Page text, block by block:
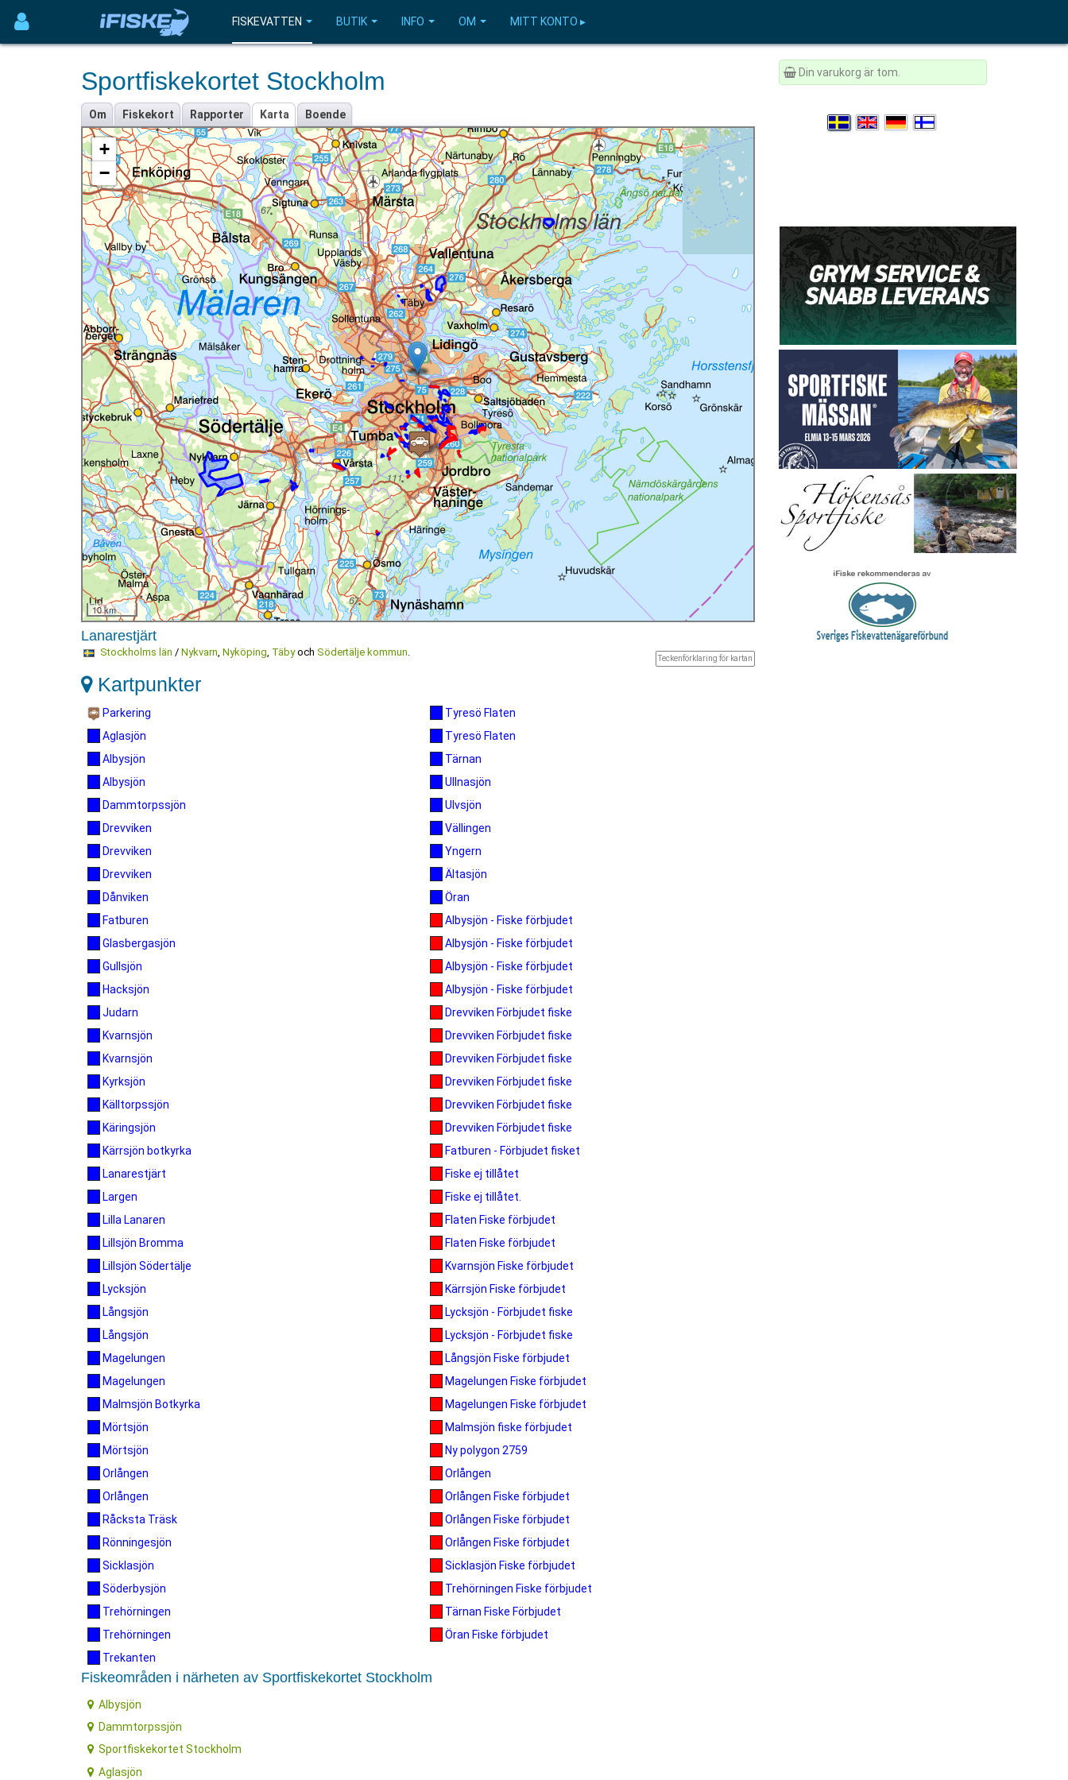
FISKEVATTEN BUTIK INFO OM MITT KONTO ▸
Sportfiskekortet Stockholm
Om Fiskekort Rapporter Karta Boende
+
−
10 km
Lanarestjärt
Teckenförklaring för kartan
Stockholms län / Nykvarn, Nyköping, Täbyoch Södertälje kommun.
Kartpunkter
Parkering
Aglasjön
Albysjön
Albysjön
Dammtorpssjön
Drevviken
Drevviken
Drevviken
Dånviken
Fatburen
Glasbergasjön
Gullsjön
Hacksjön
Judarn
Kvarnsjön
Kvarnsjön
Kyrksjön
Källtorpssjön
Käringsjön
Kärrsjön botkyrka
Lanarestjärt
Largen
Lilla Lanaren
Lillsjön Bromma
Lillsjön Södertälje
Lycksjön
Långsjön
Långsjön
Magelungen
Magelungen
Malmsjön Botkyrka
Mörtsjön
Mörtsjön
Orlången
Orlången
Råcksta Träsk
Rönningesjön
Sicklasjön
Söderbysjön
Trehörningen
Trehörningen
Trekanten
Tyresö Flaten
Tyresö Flaten
Tärnan
Ullnasjön
Ulvsjön
Vällingen
Yngern
Ältasjön
Öran
Albysjön - Fiske förbjudet
Albysjön - Fiske förbjudet
Albysjön - Fiske förbjudet
Albysjön - Fiske förbjudet
Drevviken Förbjudet fiske
Drevviken Förbjudet fiske
Drevviken Förbjudet fiske
Drevviken Förbjudet fiske
Drevviken Förbjudet fiske
Drevviken Förbjudet fiske
Fatburen - Förbjudet fisket
Fiske ej tillåtet
Fiske ej tillåtet.
Flaten Fiske förbjudet
Flaten Fiske förbjudet
Kvarnsjön Fiske förbjudet
Kärrsjön Fiske förbjudet
Lycksjön - Förbjudet fiske
Lycksjön - Förbjudet fiske
Långsjön Fiske förbjudet
Magelungen Fiske förbjudet
Magelungen Fiske förbjudet
Malmsjön fiske förbjudet
Ny polygon 2759
Orlången
Orlången Fiske förbjudet
Orlången Fiske förbjudet
Orlången Fiske förbjudet
Sicklasjön Fiske förbjudet
Trehörningen Fiske förbjudet
Tärnan Fiske Förbjudet
Öran Fiske förbjudet
Fiskeområden i närheten av Sportfiskekortet Stockholm
Albysjön
Dammtorpssjön
Sportfiskekortet Stockholm
Aglasjön
Din varukorg är tom.